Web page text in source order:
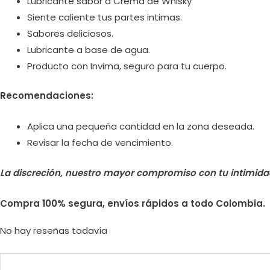
Siente caliente tus partes intimas.
Sabores deliciosos.
Lubricante a base de agua.
Producto con Invima, seguro para tu cuerpo.
Recomendaciones:
Aplica una pequeña cantidad en la zona deseada.
Revisar la fecha de vencimiento.
La discreción, nuestro mayor compromiso con tu
Compra 100% segura, envíos rápidos a todo Colombia.
No hay reseñas todavía